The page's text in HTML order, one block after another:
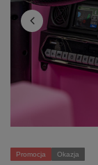
Promocja Okazja